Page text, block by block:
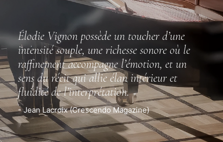
Élodie Vignon possède un toucher d’une
intensité souple, une richesse sonore où le
raffinement accompagne l’émotion, et un
sens du récit qui allie élan intérieur et
fluidité de l’interprétation.
- Jean Lacroix (Crescendo Magazine)